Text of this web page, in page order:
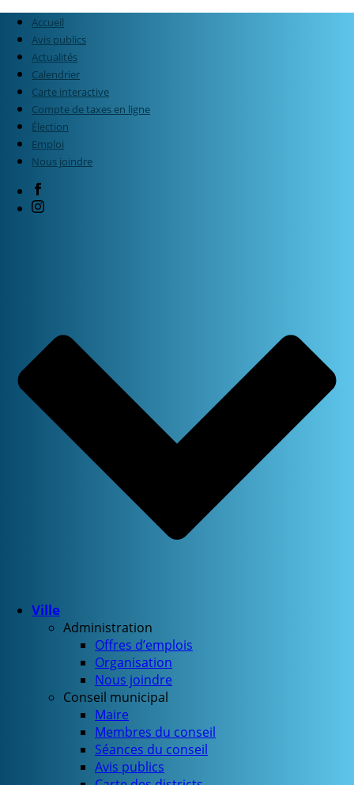
Accueil
Avis publics
Actualités
Calendrier
Carte interactive
Compte de taxes en ligne
Élection
Emploi
Nous joindre
Ville
Administration
Offres d’emplois
Organisation
Nous joindre
Conseil municipal
Maire
Membres du conseil
Séances du conseil
Avis publics